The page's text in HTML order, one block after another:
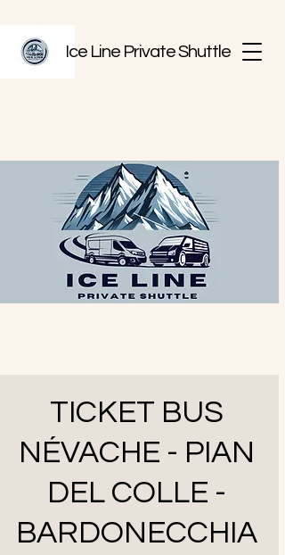
Ice Line Private Shuttle
TICKET BUS
NÉVACHE - PIAN
DEL COLLE -
BARDONECCHIA